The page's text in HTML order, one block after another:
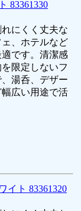
83361330
にくく丈夫な
、ホテルなど
です。清潔感
限定しないフ
湯呑、デザー
幅広い用途で活
ト 83361320